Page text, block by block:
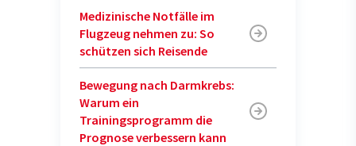
Medizinische Notfälle im
Flugzeug nehmen zu: So
schützen sich Reisende
Bewegung nach Darmkrebs:
Warum ein
Trainingsprogramm die
Prognose verbessern kann